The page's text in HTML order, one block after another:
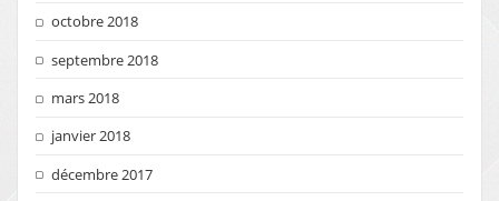
octobre 2018
septembre 2018
mars 2018
janvier 2018
décembre 2017